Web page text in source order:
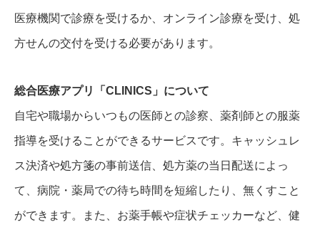
医療機関で診療を受けるか、オンライン診療を受け、処
方せんの交付を受ける必要があります。
総合医療アプリ「CLINICS」について
自宅や職場からいつもの医師との診察、薬剤師との服薬
指導を受けることができるサービスです。キャッシュレ
ス決済や処方箋の事前送信、処方薬の当日配送によっ
て、病院・薬局での待ち時間を短縮したり、無くすこと
ができます。また、お薬手帳や症状チェッカーなど、健